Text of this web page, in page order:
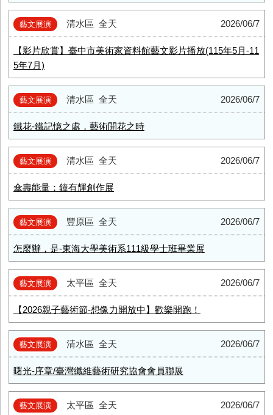
藝文展演 清水區 2026/06/7
全天
【影片欣賞】臺中市美術家資料館藝文影片播放(115年5月-11
5年7月)
藝文展演 清水區 2026/06/7
全天
鐵花-鐵記憶之處，藝術開花之時
藝文展演 清水區 2026/06/7
全天
傘壽能量：鐘有輝創作展
藝文展演 豐原區 2026/06/7
全天
怎麼辦，是-東海大學美術系111級學士班畢業展
藝文展演 太平區 2026/06/7
全天
【2026親子藝術節-想像力開放中】歡樂開跑！
藝文展演 清水區 2026/06/7
全天
曙光-序章/臺灣纖維藝術研究協會會員聯展
藝文展演 太平區 2026/06/7
全天